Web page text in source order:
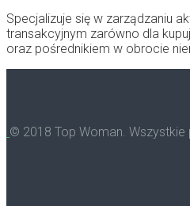
Specjalizuje się w zarządzaniu
transakcyjnym zarówno dla
oraz pośrednikiem w obrocie
© 2018 Top Woman. Wszystkie